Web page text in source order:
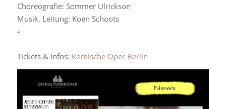
Choreografie: Sommer Ulrickson
Musik. Leitung: Koen Schoots
▫️
Tickets & Infos: Komische Oper Berlin